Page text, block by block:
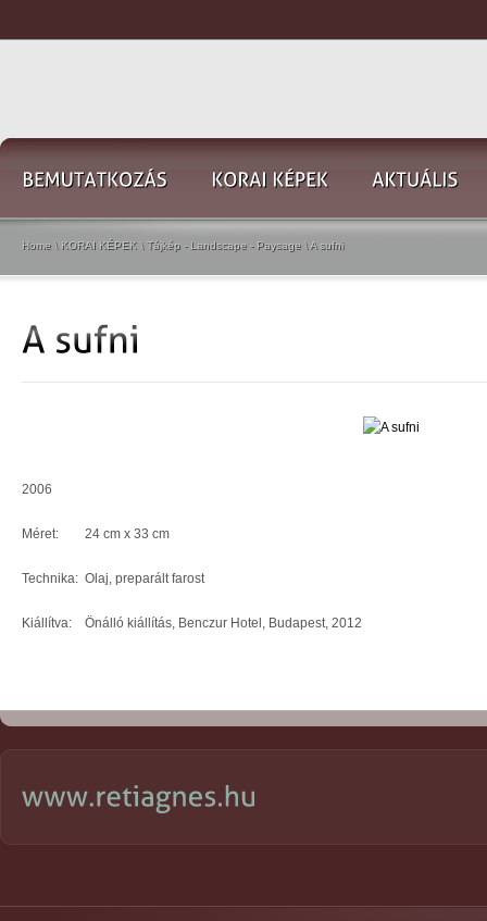
Home \ KORAI KÉPEK \ Tájkép - Landscape - Paysage \ A sufni
2006
Méret: 24 cm x 33 cm
Technika: Olaj, preparált farost
Kiállítva: Önálló kiállítás, Benczur Hotel, Budapest, 2012